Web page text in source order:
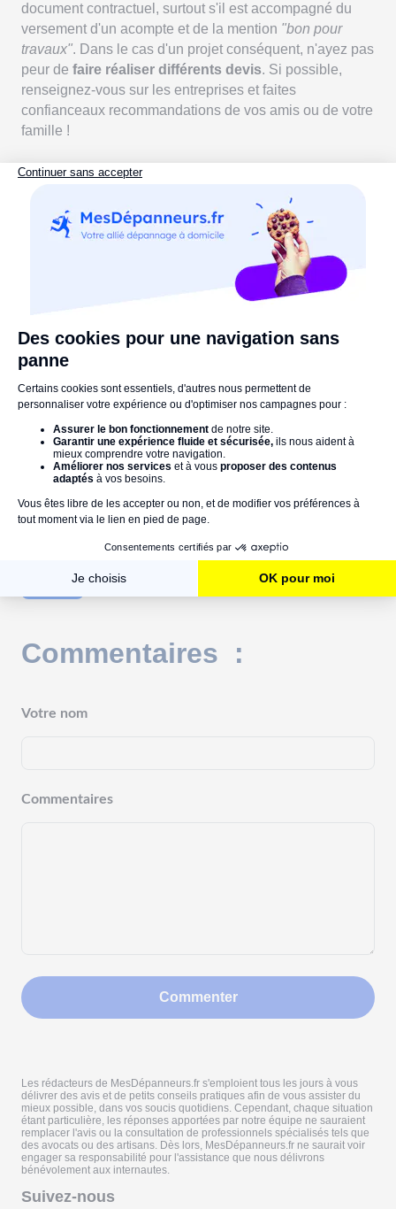
document contractuel, surtout s'il est accompagné du
versement d'un acompte et de la mention "bon pour
travaux". Dans le cas d'un projet conséquent, n'ayez pas
peur de faire réaliser différents devis. Si possible,
renseignez-vous sur les entreprises et faites
confianceaux recommandations de vos amis ou de votre
famille !
Vous avez une question ou une remarque ? N'hésitez
La Rédaction vous recommande aussi :
Que faire en cas de devis signé et d'arrêt des travaux
l'artisan ?
Références :
Service-Public.fr
NotreTemps.com
Entreprise.mma.fr
travaux à domicile
travaux
Commentaires :
Votre nom
Commentaires
Commenter
Les rédacteurs de MesDépanneurs.fr s'emploient tous les jours à vous
délivrer des avis et de petits conseils pratiques afin de vous assister du
mieux possible, dans vos soucis quotidiens. Cependant, chaque situation
étant particulière, les réponses apportées par notre équipe ne sauraient
remplacer l'avis ou la consultation de professionnels spécialisés tels que
des avocats ou des artisans. Dès lors, MesDépanneurs.fr ne saurait voir
engager sa responsabilité pour l'assistance que nous délivrons
bénévolement aux internautes.
Suivez-nous